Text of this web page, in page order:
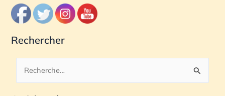
Rechercher